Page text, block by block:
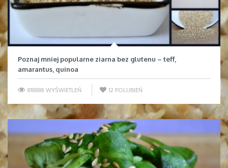
Poznaj mniej popularne ziarna bez glutenu – teff,
amarantus, quinoa
818888 WYŚWIETLEŃ 12 POLUBIEŃ